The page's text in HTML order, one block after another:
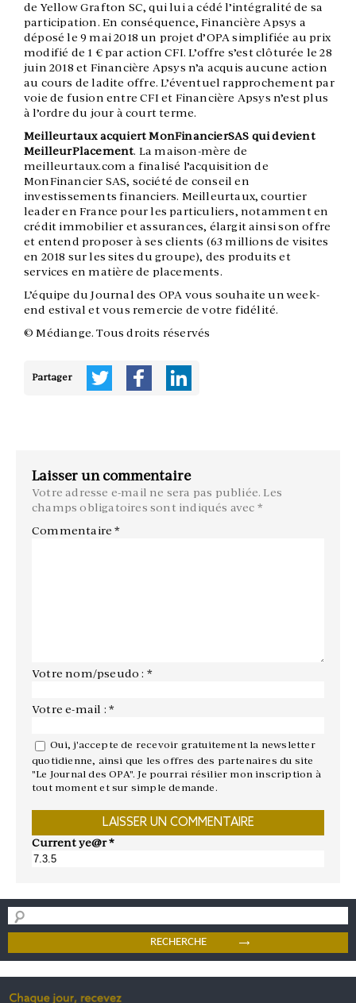
de Yellow Grafton SC, qui lui a cédé l’intégralité de sa
participation. En conséquence, Financière Apsys a
déposé le 9 mai 2018 un projet d’OPA simplifiée au prix
modifié de 1 € par action CFI. L’offre s’est clôturée le 28
juin 2018 et Financière Apsys n’a acquis aucune action
au cours de ladite offre. L’éventuel rapprochement par
voie de fusion entre CFI et Financière Apsys n’est plus
à l’ordre du jour à court terme.
Meilleurtaux acquiert MonFinancierSAS qui devient
MeilleurPlacement. La maison-mère de
meilleurtaux.com a finalisé l’acquisition de
MonFinancier SAS, société de conseil en
investissements financiers. Meilleurtaux, courtier
leader en France pour les particuliers, notamment en
crédit immobilier et assurances, élargit ainsi son offre
et entend proposer à ses clients (63 millions de visites
en 2018 sur les sites du groupe), des produits et
services en matière de placements.
L’équipe du Journal des OPA vous souhaite un week-
end estival et vous remercie de votre fidélité.
© Médiange. Tous droits réservés
Partager
Laisser un commentaire
Votre adresse e-mail ne sera pas publiée. Les
champs obligatoires sont indiqués avec *
Commentaire*
Votre nom/pseudo : *
Votre e-mail : *
Oui, j'accepte de recevoir gratuitement la newsletter
quotidienne, ainsi que les offres des partenaires du site
"Le Journal des OPA". Je pourrai résilier mon inscription à
tout moment et sur simple demande.
Current ye@r*